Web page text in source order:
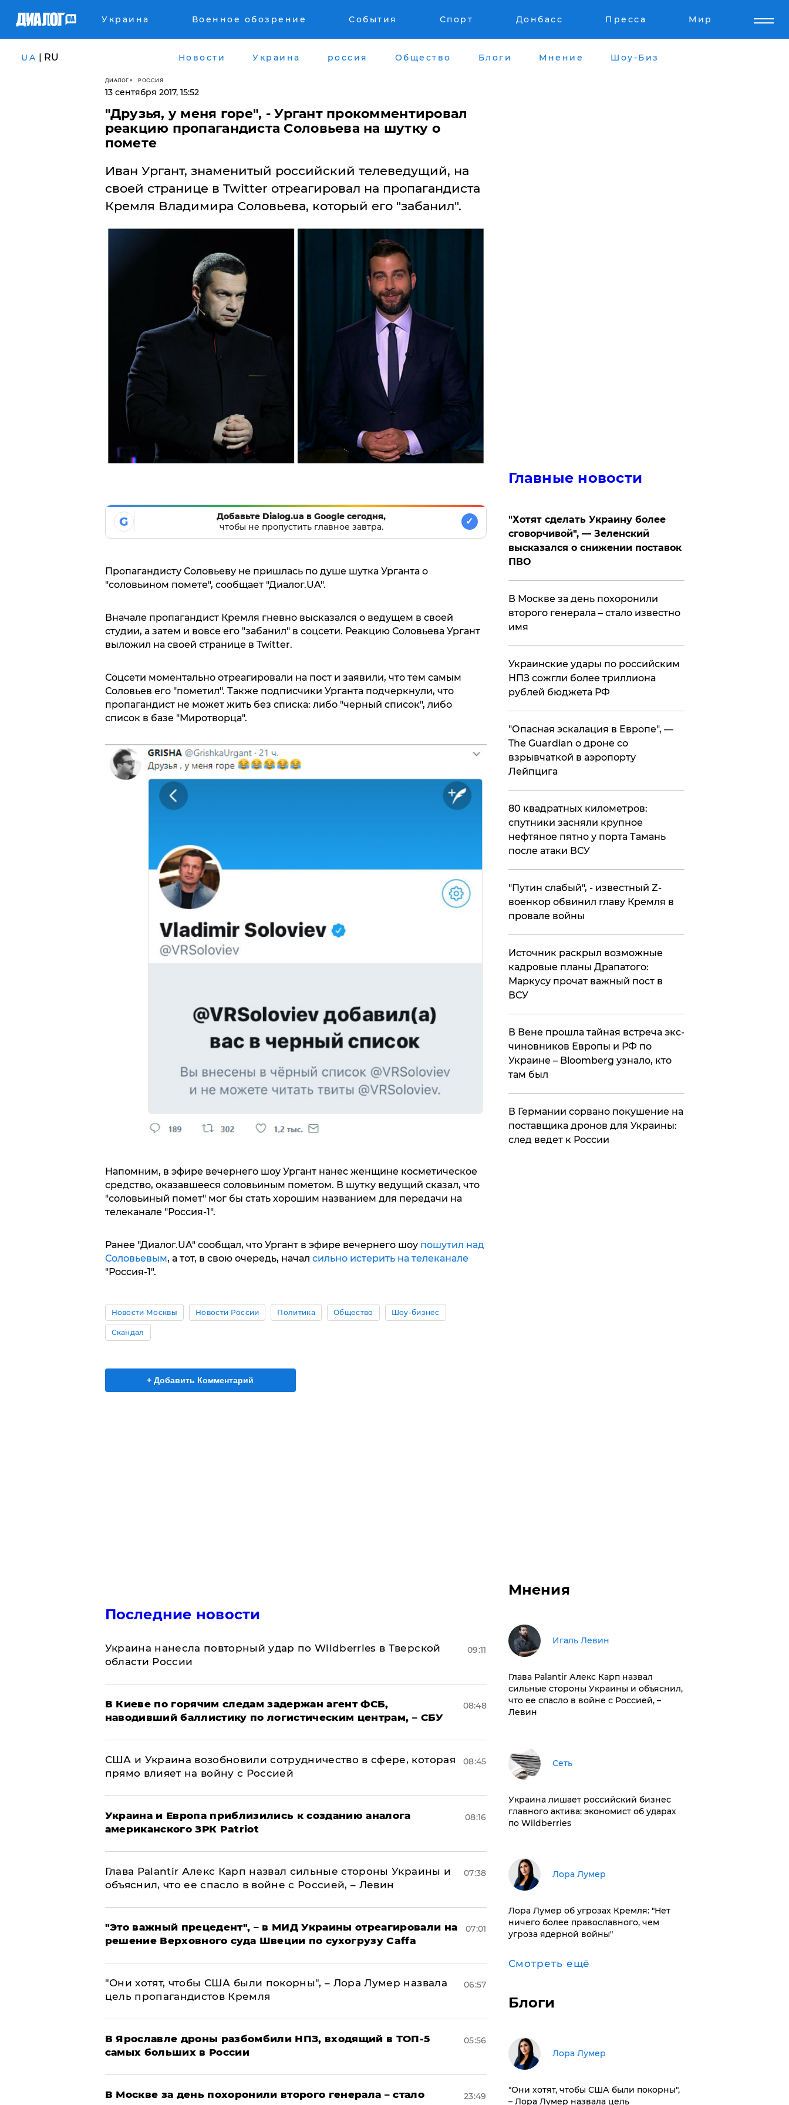
Украина Военное обозрение События Спорт Донбасс Пресса Мир
UA | RU Новости Украина россия Общество Блоги Мнение Шоу-Биз
ДИАЛОГ РОССИЯ
13 сентября 2017, 15:52
​"Друзья, у меня горе", - Ургант прокомментировал
реакцию пропагандиста Соловьева на шутку о
помете
Иван Ургант, знаменитый российский телеведущий, на
своей странице в Twitter отреагировал на пропагандиста
Кремля Владимира Соловьева, который его "забанил".
G
Добавьте Dialog.ua в Google сегодня,
чтобы не пропустить главное завтра.
✓
Пропагандисту Соловьеву не пришлась по душе шутка Урганта о
"соловьином помете", сообщает "Диалог.UA".
Вначале пропагандист Кремля гневно высказался о ведущем в своей
студии, а затем и вовсе его "забанил" в соцсети. Реакцию Соловьева Ургант
выложил на своей странице в Twitter.
Соцсети моментально отреагировали на пост и заявили, что тем самым
Соловьев его "пометил". Также подписчики Урганта подчеркнули, что
пропагандист не может жить без списка: либо "черный список", либо
список в базе "Миротворца".
Напомним, в эфире вечернего шоу Ургант нанес женщине косметическое
средство, оказавшееся соловьиным пометом. В шутку ведущий сказал, что
"соловьиный помет" мог бы стать хорошим названием для передачи на
телеканале "Россия-1".
Ранее "Диалог.UA" сообщал, что Ургант в эфире вечернего шоу пошутил над
Соловьевым, а тот, в свою очередь, начал сильно истерить на телеканале
"Россия-1".
Новости Москвы Новости России Политика Общество Шоу-бизнес
Скандал
+ Добавить Комментарий
Последние новости
Украина нанесла повторный удар по Wildberries в Тверской
области России
09:11
В Киеве по горячим следам задержан агент ФСБ,
наводивший баллистику по логистическим центрам, – СБУ
08:48
США и Украина возобновили сотрудничество в сфере, которая
прямо влияет на войну с Россией
08:45
Украина и Европа приблизились к созданию аналога
американского ЗРК Patriot
08:16
Глава Palantir Алекс Карп назвал сильные стороны Украины и
объяснил, что ее спасло в войне с Россией, – Левин
07:38
"Это важный прецедент", – в МИД Украины отреагировали на
решение Верховного суда Швеции по сухогрузу Caffa
07:01
"Они хотят, чтобы США были покорны", – Лора Лумер назвала
цель пропагандистов Кремля
06:57
В Ярославле дроны разбомбили НПЗ, входящий в ТОП-5
самых больших в России
05:56
В Москве за день похоронили второго генерала – стало
23:49
Главные новости
​"Хотят сделать Украину более
сговорчивой", — Зеленский
высказался о снижении поставок
ПВО
В Москве за день похоронили
второго генерала – стало известно
имя
Украинские удары по российским
НПЗ сожгли более триллиона
рублей бюджета РФ
"Опасная эскалация в Европе", —
The Guardian о дроне со
взрывчаткой в аэропорту
Лейпцига
80 квадратных километров:
спутники засняли крупное
нефтяное пятно у порта Тамань
после атаки ВСУ
​"Путин слабый", - известный Z-
военкор обвинил главу Кремля в
провале войны
​Источник раскрыл возможные
кадровые планы Драпатого:
Маркусу прочат важный пост в
ВСУ
В Вене прошла тайная встреча экс-
чиновников Европы и РФ по
Украине – Bloomberg узнало, кто
там был
​В Германии сорвано покушение на
поставщика дронов для Украины:
след ведет к России
Мнения
Игаль Левин
Глава Palantir Алекс Карп назвал
сильные стороны Украины и объяснил,
что ее спасло в войне с Россией, –
Левин
Сеть
​Украина лишает российский бизнес
главного актива: экономист об ударах
по Wildberries
​Лора Лумер
Лора Лумер об угрозах Кремля: "Нет
ничего более православного, чем
угроза ядерной войны"
Смотреть ещё
Блоги
​Лора Лумер
"Они хотят, чтобы США были покорны",
– Лора Лумер назвала цель